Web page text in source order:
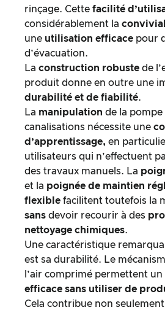
rinçage. Cette facilité
considérablement la
une utilisation efficace pour
d’évacuation.
La construction robuste de
produit donne en outre une
durabilité et de fiabilité.
La manipulation de la
canalisations nécessite une
d’apprentissage, en
utilisateurs qui n’effectuent
des travaux manuels. La
et la poignée de maintien
flexible facilitent toutefois la
sans devoir recourir à des
nettoyage chimiques.
Une caractéristique
est sa durabilité. Le
l’air comprimé permettent un
efficace sans utiliser de
Cela contribue non